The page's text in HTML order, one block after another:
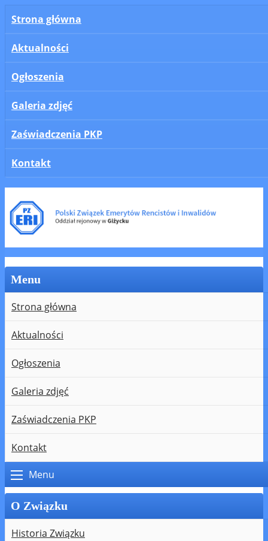
Strona główna
Aktualności
Ogłoszenia
Galeria zdjęć
Zaświadczenia PKP
Kontakt
Menu
Strona główna
Aktualności
Ogłoszenia
Galeria zdjęć
Zaświadczenia PKP
Kontakt
Menu
O Związku
Historia Związku